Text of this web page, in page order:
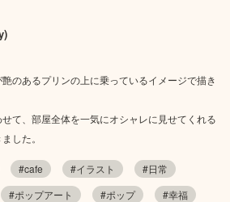
のあるプリンの上に乗っているイメージで描き
て、部屋全体を一気にオシャレに見せてくれる
した。
#cafe #イラスト
#日常
#ポップアート #ポップ
#幸福